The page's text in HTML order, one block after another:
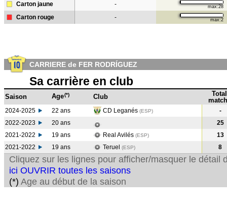
Carton jaune - max:28
Carton rouge - max:2
CARRIERE de FER RODRÍGUEZ
Sa carrière en club
Saison Age(*) Club
Total
2024-2025 22 ans CD Leganés (ESP)
-
2022-2023
20 ans
25
2021-2022
19 ans Real Avilés (ESP)
13
2021-2022
19 ans Teruel (ESP) 8
Cliquez sur les lignes pour afficher/masquer le détail
ici OUVRIR toutes les saisons
(*) Age au début de la saison